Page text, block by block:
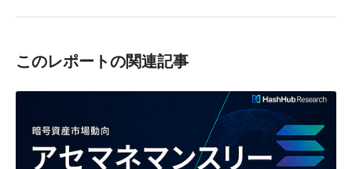
このレポートの関連記事